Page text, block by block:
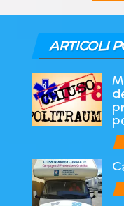
ARTICOLI